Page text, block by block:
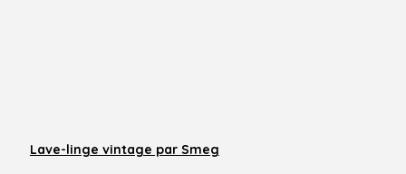
Lave-linge vintage par Smeg